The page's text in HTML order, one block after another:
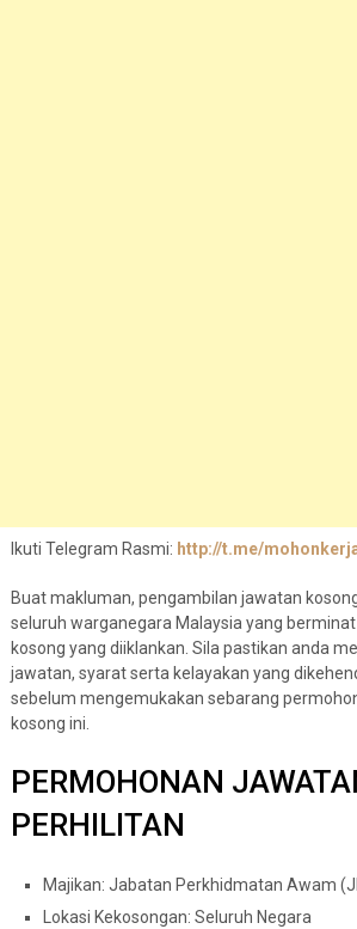
Ikuti Telegram Rasmi: http://t.me/
Buat makluman, pengambilan jawatan
seluruh warganegara Malaysia yang
kosong yang diiklankan. Sila pastikan anda
jawatan, syarat serta kelayakan yang
sebelum mengemukakan sebarang
kosong ini.
PERMOHONAN
PERHILITAN
Majikan: Jabatan Perkhidmatan Awam
Lokasi Kekosongan: Seluruh Negara